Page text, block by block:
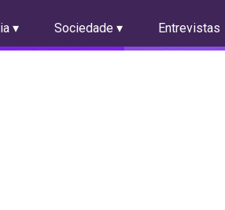
▾ Sociedade ▾ Entrevistas